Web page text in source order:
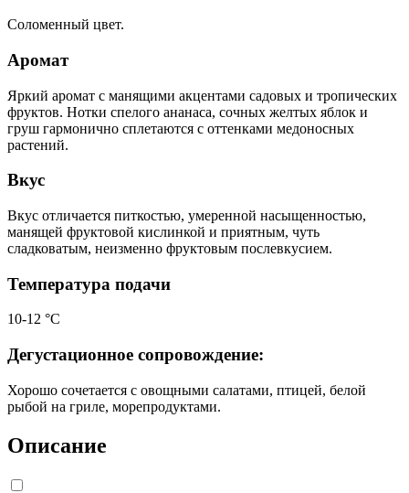
Соломенный цвет.
Аромат
Яркий аромат с манящими акцентами садовых и тропических
фруктов. Нотки спелого ананаса, сочных желтых яблок и
груш гармонично сплетаются с оттенками медоносных
растений.
Вкус
Вкус отличается питкостью, умеренной насыщенностью,
манящей фруктовой кислинкой и приятным, чуть
сладковатым, неизменно фруктовым послевкусием.
Температура подачи
10-12 °С
Дегустационное сопровождение:
Хорошо сочетается с овощными салатами, птицей, белой
рыбой на гриле, морепродуктами.
Описание